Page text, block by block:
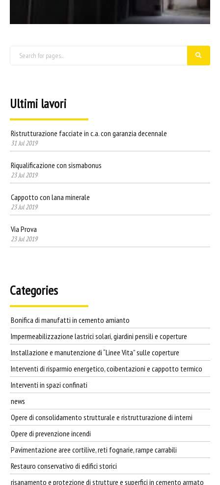
Ultimi lavori
Ristrutturazione facciate in c.a. con garanzia decennale
31 Jul 2019
Riqualificazione con sismabonus
23 Jul 2019
Cappotto con lana minerale
23 Jul 2019
Via Prova
23 Jul 2019
Categories
Bonifica di manufatti in cemento amianto
Impermeabilizzazione lastrici solari, giardini pensili e coperture
Installazione e manutenzione di “Linee Vita” sulle coperture
Interventi di risparmio energetico, coibentazioni e cappotto termico
Interventi in spazi confinati
news
Opere di consolidamento strutturale e ristrutturazione di interni
Opere di prevenzione incendi
Pavimentazione aree cortilive, reti fognarie, rampe carrabili
Restauro conservativo di edifici storici
risanamento e protezione di strutture e superfici in cemento armato